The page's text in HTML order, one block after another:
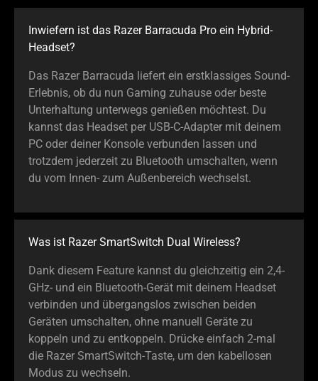
Inwiefern ist das Razer Barracuda Pro ein Hybrid-
Headset?
Das Razer Barracuda liefert ein erstklassiges Sound-
Erlebnis, ob du nun Gaming zuhause oder beste
Unterhaltung unterwegs genießen möchtest. Du
kannst das Headset per USB-C-Adapter mit deinem
PC oder deiner Konsole verbunden lassen und
trotzdem jederzeit zu Bluetooth umschalten, wenn
du vom Innen- zum Außenbereich wechselst.
Was ist Razer SmartSwitch Dual Wireless?
Dank diesem Feature kannst du gleichzeitig ein 2,4-
GHz- und ein Bluetooth-Gerät mit deinem Headset
verbinden und übergangslos zwischen beiden
Geräten umschalten, ohne manuell Geräte zu
koppeln und zu entkoppeln. Drücke einfach 2-mal
die Razer SmartSwitch-Taste, um den kabellosen
Modus zu wechseln.